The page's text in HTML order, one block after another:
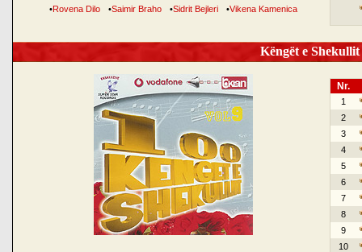
•Rovena Dilo •Saimir Braho •Sidrit Bejleri •Vikena Kamenica
Këngët e
Nr.
1
2
3
4
5
6
7
8
9
10